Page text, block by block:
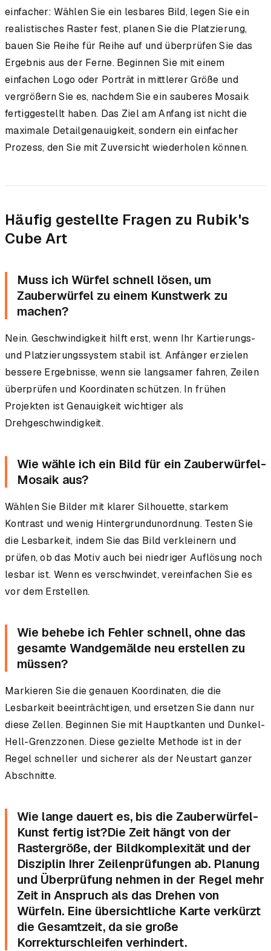
einfacher: Wählen Sie ein lesbares Bild, legen Sie ein
realistisches Raster fest, planen Sie die Platzierung,
bauen Sie Reihe für Reihe auf und überprüfen Sie das
Ergebnis aus der Ferne. Beginnen Sie mit einem
einfachen Logo oder Porträt in mittlerer Größe und
vergrößern Sie es, nachdem Sie ein sauberes Mosaik
fertiggestellt haben. Das Ziel am Anfang ist nicht die
maximale Detailgenauigkeit, sondern ein einfacher
Prozess, den Sie mit Zuversicht wiederholen können.
Häufig gestellte Fragen zu Rubik's
Cube Art
Muss ich Würfel schnell lösen, um
Zauberwürfel zu einem Kunstwerk zu
machen?
Nein. Geschwindigkeit hilft erst, wenn Ihr Kartierungs-
und Platzierungssystem stabil ist. Anfänger erzielen
bessere Ergebnisse, wenn sie langsamer fahren, Zeilen
überprüfen und Koordinaten schützen. In frühen
Projekten ist Genauigkeit wichtiger als
Drehgeschwindigkeit.
Wie wähle ich ein Bild für ein Zauberwürfel-
Mosaik aus?
Wählen Sie Bilder mit klarer Silhouette, starkem
Kontrast und wenig Hintergrundunordnung. Testen Sie
die Lesbarkeit, indem Sie das Bild verkleinern und
prüfen, ob das Motiv auch bei niedriger Auflösung noch
lesbar ist. Wenn es verschwindet, vereinfachen Sie es
vor dem Erstellen.
Wie behebe ich Fehler schnell, ohne das
gesamte Wandgemälde neu erstellen zu
müssen?
Markieren Sie die genauen Koordinaten, die die
Lesbarkeit beeinträchtigen, und ersetzen Sie dann nur
diese Zellen. Beginnen Sie mit Hauptkanten und Dunkel-
Hell-Grenzzonen. Diese gezielte Methode ist in der
Regel schneller und sicherer als der Neustart ganzer
Abschnitte.
Wie lange dauert es, bis die Zauberwürfel-
Kunst fertig ist?Die Zeit hängt von der
Rastergröße, der Bildkomplexität und der
Disziplin Ihrer Zeilenprüfungen ab. Planung
und Überprüfung nehmen in der Regel mehr
Zeit in Anspruch als das Drehen von
Würfeln. Eine übersichtliche Karte verkürzt
die Gesamtzeit, da sie große
Korrekturschleifen verhindert.